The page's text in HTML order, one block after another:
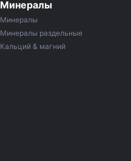
Минералы
Минералы
Минералы раздельные
Кальций & магний